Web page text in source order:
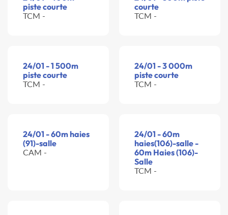
piste courte
TCM -
courte
TCM -
24/01 - 1 500m
piste courte
TCM -
24/01 - 3 000m
piste courte
TCM -
24/01 - 60m haies
(91)-salle
CAM -
24/01 - 60m
haies(106)-salle -
60m Haies (106)-
Salle
TCM -